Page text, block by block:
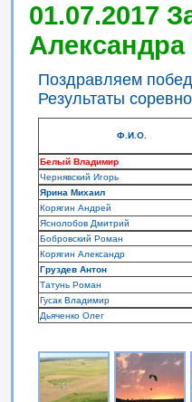
01.07.2017
Поздравляем
Результаты
Ф.И.О.
Белый Владимир
Чернявский Игорь
Ярина Михаил
Корягин Андрей
Яснолобов Дмитрий
Бобровский Роман
Корягин Александр
Груздев Антон
Татунь Роман
Гусак Владимир
Дьяченко Олег